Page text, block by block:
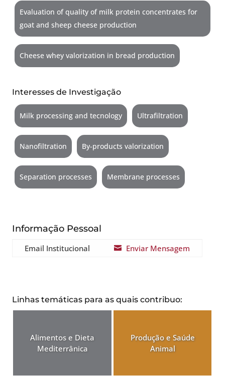
Evaluation of quality of milk protein concentrates for
goat and sheep cheese production
Cheese whey valorization in bread production
Interesses de Investigação
Milk processing and tecnology Ultrafiltration
Nanofiltration By-products valorization
Separation processes Membrane processes
Informação Pessoal
Email Institucional  Enviar Mensagem
Linhas temáticas para as quais contribuo:
Alimentos e Dieta
Mediterrânica
Produção e Saúde
Animal